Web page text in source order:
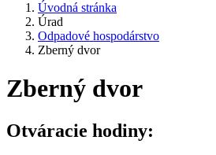
Úvodná stránka
Úrad
Odpadové hospodárstvo
Zberný dvor
Zberný dvor
Otváracie hodiny: